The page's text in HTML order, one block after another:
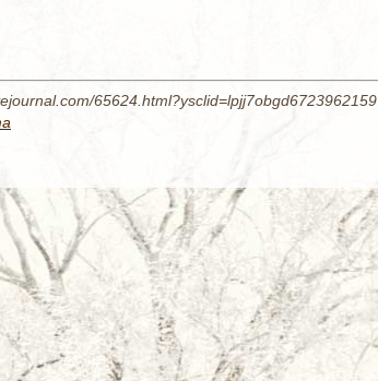
65624.html?ysclid=lpjj7obgd6723962159